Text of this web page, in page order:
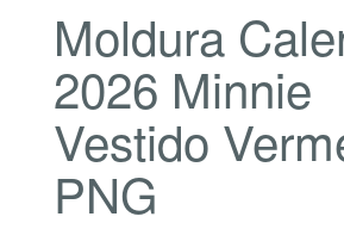
Moldura
2026 Minnie
Vestido
PNG